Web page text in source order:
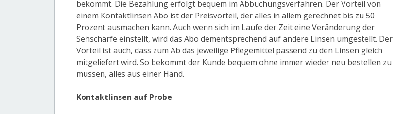
bekommt. Die Bezahlung erfolgt bequem im Abbuchungsverfahren. Der Vorteil von
einem Kontaktlinsen Abo ist der Preisvorteil, der alles in allem gerechnet bis zu 50
Prozent ausmachen kann. Auch wenn sich im Laufe der Zeit eine Veränderung der
Sehschärfe einstellt, wird das Abo dementsprechend auf andere Linsen umgestellt. Der
Vorteil ist auch, dass zum Ab das jeweilige Pflegemittel passend zu den Linsen gleich
mitgeliefert wird. So bekommt der Kunde bequem ohne immer wieder neu bestellen zu
müssen, alles aus einer Hand.
Kontaktlinsen auf Probe